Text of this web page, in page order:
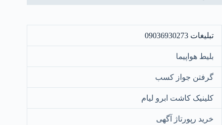
تبلیغات 09036930273
بلیط هواپیما
گرفتن جواز کسب
کلینیک کاشت ابرو لیام
خرید رپورتاژ آگهی